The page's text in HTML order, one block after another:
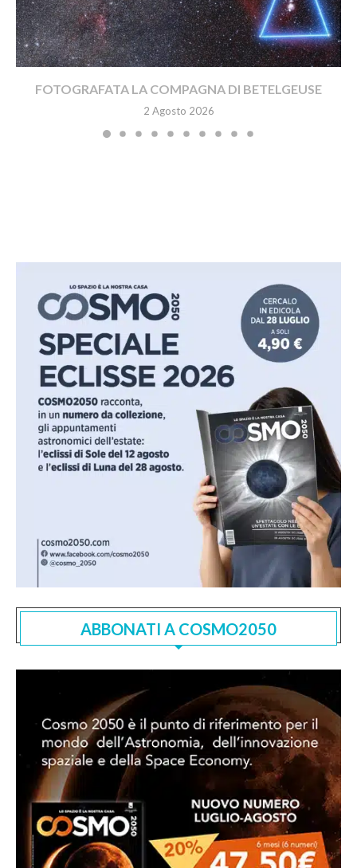
FOTOGRAFATA LA COMPAGNA DI BETELGEUSE
2 Agosto 2026
ABBONATI A COSMO2050